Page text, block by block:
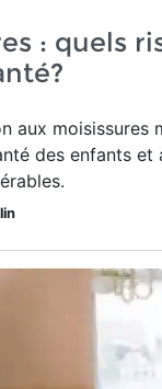
: quels
aux moisissures
des enfants et